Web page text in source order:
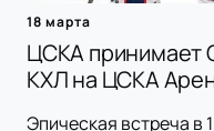
18 марта
ЦСКА принимает
КХЛ на ЦСКА
Эпическая встреча в